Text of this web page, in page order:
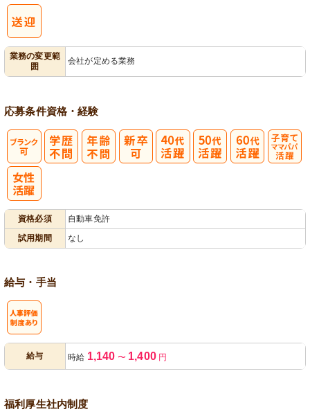
業務の変更範
囲
会社が定める業務
応募条件資格・経験
資格必須
自動車免許
試用期間
なし
給与・手当
給与 時給 1,140 〜 1,400円
福利厚生社内制度